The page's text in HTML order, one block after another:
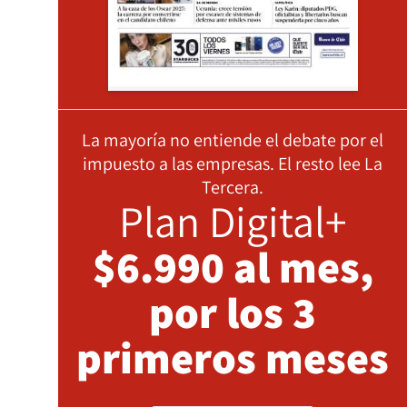
La mayoría no entiende el debate por el
impuesto a las empresas. El resto lee La
Tercera.
Plan Digital+
$6.990 al mes,
por los 3
primeros meses